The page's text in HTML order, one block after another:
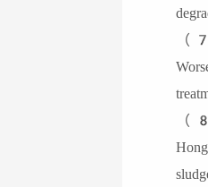
（
（